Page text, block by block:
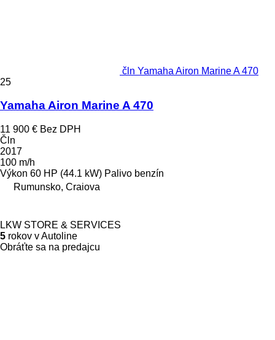
čln Yamaha Airon Marine A 470
25
Yamaha Airon Marine A 470
11 900 € Bez DPH
Čln
2017
100 m/h
Výkon 60 HP (44.1 kW) Palivo benzín
Rumunsko, Craiova
LKW STORE & SERVICES
5 rokov v Autoline
Obráťte sa na predajcu